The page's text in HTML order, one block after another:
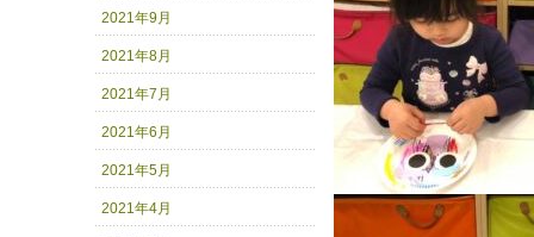
2021年9月
2021年8月
2021年7月
2021年6月
2021年5月
2021年4月